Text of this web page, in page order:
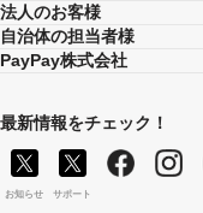
法人のお客様
自治体の担当者様
PayPay株式会社
最新情報をチェック！
お知らせ サポート